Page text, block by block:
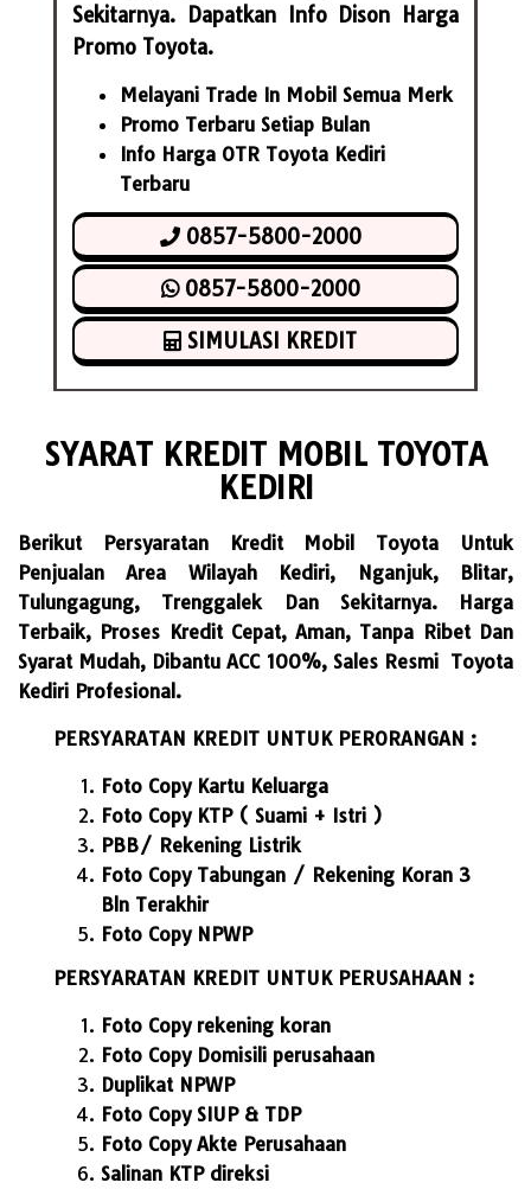
Sekitarnya. Dapatkan Info Dison Harga
Promo Toyota.
Melayani Trade In Mobil Semua Merk
Promo Terbaru Setiap Bulan
Info Harga OTR Toyota Kediri
Terbaru
0857-5800-2000
0857-5800-2000
SIMULASI KREDIT
SYARAT KREDIT MOBIL TOYOTA
KEDIRI
Berikut Persyaratan Kredit Mobil Toyota Untuk
Penjualan Area Wilayah Kediri, Nganjuk, Blitar,
Tulungagung, Trenggalek Dan Sekitarnya. Harga
Terbaik, Proses Kredit Cepat, Aman, Tanpa Ribet Dan
Syarat Mudah, Dibantu ACC 100%, Sales Resmi Toyota
Kediri Profesional.
PERSYARATAN KREDIT UNTUK PERORANGAN :
Foto Copy Kartu Keluarga
Foto Copy KTP ( Suami + Istri )
PBB/ Rekening Listrik
Foto Copy Tabungan / Rekening Koran 3
Bln Terakhir
Foto Copy NPWP
PERSYARATAN KREDIT UNTUK PERUSAHAAN :
Foto Copy rekening koran
Foto Copy Domisili perusahaan
Duplikat NPWP
Foto Copy SIUP & TDP
Foto Copy Akte Perusahaan
Salinan KTP direksi